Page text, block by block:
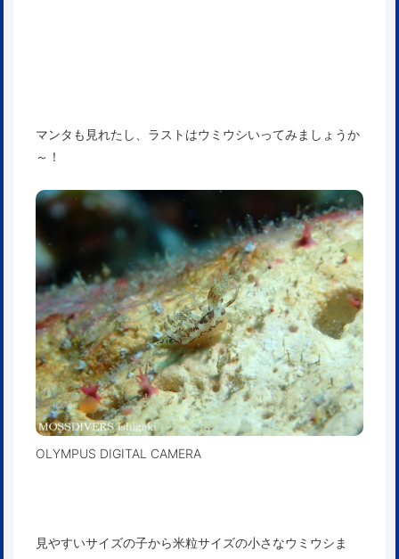
マンタも見れたし、ラストはウミウシいってみましょうか
～！
OLYMPUS DIGITAL CAMERA
見やすいサイズの子から米粒サイズの小さなウミウシま